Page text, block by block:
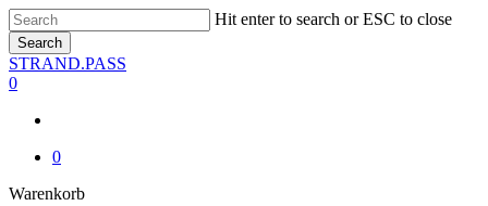
Skip
to
main
content
Hit enter to search or ESC to close
Search
Close
Search
STRAND.PASS
0
0
WarenkorbClose